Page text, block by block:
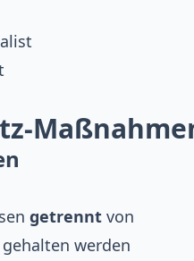
getrennt von
werden